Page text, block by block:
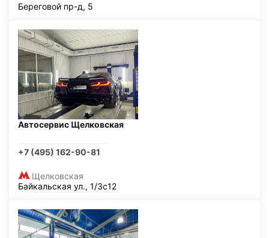
Береговой пр-д, 5
Автосервис Щелковская
+7 (495) 162-90-81
Щелковская
Байкальская ул., 1/3с12